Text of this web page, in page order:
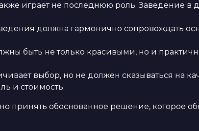
играет не последнюю роль. Заведение в
должна гармонично сопровождать
быть не только красивыми, но и
выбор, но не должен сказываться на
и стоимость.
принять обоснованное решение, которое